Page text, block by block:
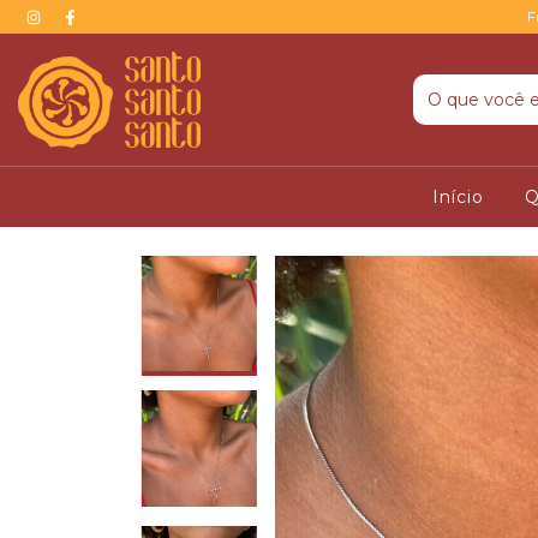
Início